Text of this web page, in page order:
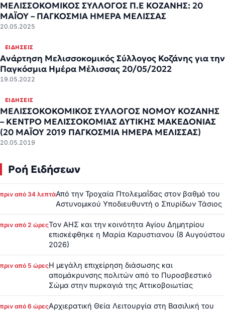
ΜΕΛΙΣΣΟΚΟΜΙΚΟΣ ΣΥΛΛΟΓΟΣ Π.Ε ΚΟΖΑΝΗΣ: 20
ΜΑΪΟΥ – ΠΑΓΚΟΣΜΙΑ ΗΜΕΡΑ ΜΕΛΙΣΣΑΣ
20.05.2025
ΕΙΔΉΣΕΙΣ
Ανάρτηση Μελισσοκομικός Σύλλογος Κοζάνης για την
Παγκόσμια Ημέρα Μέλισσας 20/05/2022
19.05.2022
ΕΙΔΉΣΕΙΣ
ΜΕΛΙΣΣΟΚΟΚΟΜΙΚΟΣ ΣΥΛΛΟΓΟΣ ΝΟΜΟΥ ΚΟΖΑΝΗΣ
– ΚΕΝΤΡΟ ΜΕΛΙΣΣΟΚΟΜΙΑΣ ΔΥΤΙΚΗΣ ΜΑΚΕΔΟΝΙΑΣ
(20 ΜΑΪΟΥ 2019 ΠΑΓΚΟΣΜΙΑ ΗΜΕΡΑ ΜΕΛΙΣΣΑΣ)
20.05.2019
Ροή Ειδήσεων
πριν από 34 λεπτάΑπό την Τροχαία Πτολεμαΐδας στον βαθμό του
Αστυνομικού Υποδιευθυντή ο Σπυρίδων Τάσιος
πριν από 2 ώρεςΤον ΑΗΣ και την κοινότητα Αγίου Δημητρίου
επισκέφθηκε η Μαρία Καρυστιανου (8 Αυγούστου
2026)
πριν από 5 ώρεςΗ μεγάλη επιχείρηση διάσωσης και
απομάκρυνσης πολιτών από το Πυροσβεστικό
Σώμα στην πυρκαγιά της Αττικοβοιωτίας
πριν από 6 ώρεςΑρχιερατική Θεία Λειτουργία στη Βασιλική του